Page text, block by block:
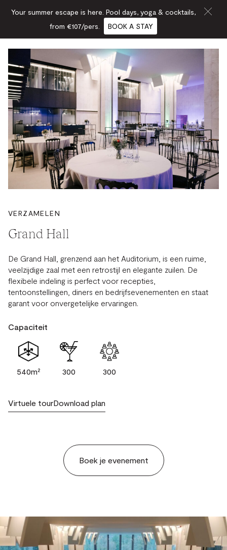
VERZAMELEN
Grand Hall
De Grand Hall, grenzend aan het Auditorium, is een ruime,
veelzijdige zaal met een retrostijl en elegante zuilen. De
flexibele indeling is perfect voor recepties,
tentoonstellingen, diners en bedrijfsevenementen en staat
garant voor onvergetelijke ervaringen.
Capaciteit
540m² 300 300
Virtuele tourDownload plan
Boek je evenement
Your summer escape is here. Pool days, yoga & cocktails,
from €107/pers.
BOOK A STAY